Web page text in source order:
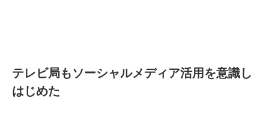
テレビ局もソーシャルメディア活用を意識し
はじめた